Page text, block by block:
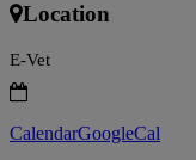
Location
E-Vet
CalendarGoogleCal